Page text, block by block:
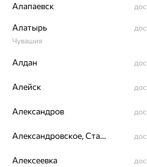
50 868
4 платежа по 12 717 ₽
Нужна помощь
Алапаевск
Алатырь
Чувашия
Алдан
Алейск
Александров
Александровское, Ставропольский край
Алексеевка